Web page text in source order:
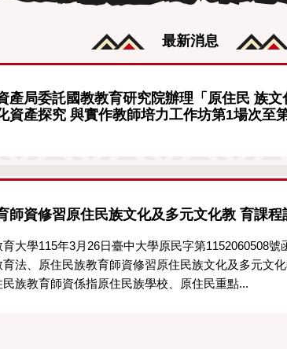
最新消息
產局委託國教教育研究院辦理「原住民 族
資產探究 與實作教師培力工作坊第1場次至
師資修習原住民族文化及多元文化教 育課程
大學115年3月26日臺中大學原民字第1152060508號
法、原住民族教育師資修習原住民族文化及多元文化
族教育師資係指原住民族學校、原住民重點...